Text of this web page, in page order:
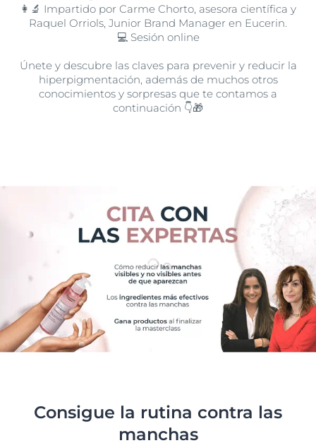
👩‍🔬 Impartido por Carme Chorto, asesora científica y
Raquel Orriols, Junior Brand Manager en Eucerin.
💻 Sesión online
Únete y descubre las claves para prevenir y reducir la
hiperpigmentación, además de muchos otros
conocimientos y sorpresas que te contamos a
continuación 👇🎁
Consigue la rutina contra las
manchas